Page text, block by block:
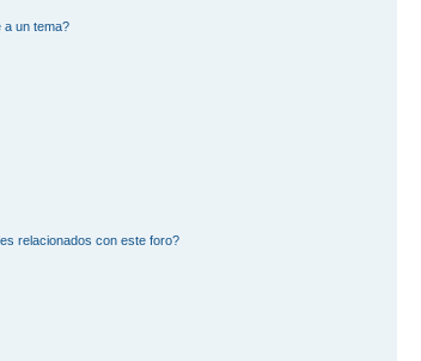
a un tema?
relacionados con este foro?